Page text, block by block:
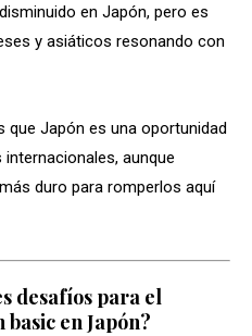
en Japón, pero es
y asiáticos resonando con
que Japón es una oportunidad
aunque
duro para romperlos aquí
desafíos para el
en Japón?